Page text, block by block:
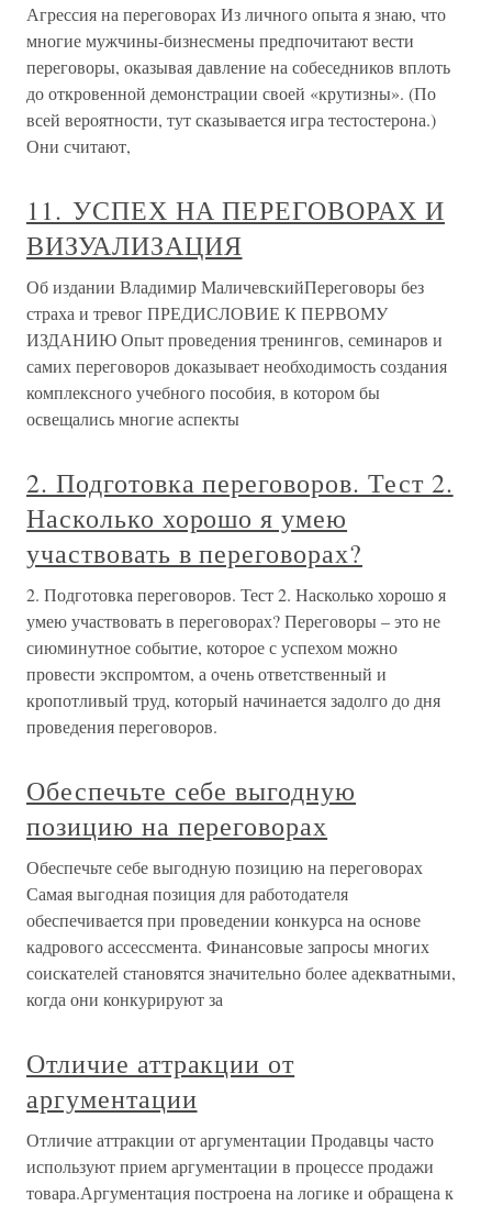
Агрессия на переговорах Из личного опыта я знаю, что
многие мужчины-бизнесмены предпочитают вести
переговоры, оказывая давление на собеседников вплоть
до откровенной демонстрации своей «крутизны». (По
всей вероятности, тут сказывается игра тестостерона.)
Они считают,
11. УСПЕХ НА ПЕРЕГОВОРАХ И
ВИЗУАЛИЗАЦИЯ
Об издании Владимир МаличевскийПереговоры без
страха и тревог ПРЕДИСЛОВИЕ К ПЕРВОМУ
ИЗДАНИЮ Опыт проведения тренингов, семинаров и
самих переговоров доказывает необходимость создания
комплексного учебного пособия, в котором бы
освещались многие аспекты
2. Подготовка переговоров. Тест 2.
Насколько хорошо я умею
участвовать в переговорах?
2. Подготовка переговоров. Тест 2. Насколько хорошо я
умею участвовать в переговорах? Переговоры – это не
сиюминутное событие, которое с успехом можно
провести экспромтом, а очень ответственный и
кропотливый труд, который начинается задолго до дня
проведения переговоров.
Обеспечьте себе выгодную
позицию на переговорах
Обеспечьте себе выгодную позицию на переговорах
Самая выгодная позиция для работодателя
обеспечивается при проведении конкурса на основе
кадрового ассессмента. Финансовые запросы многих
соискателей становятся значительно более адекватными,
когда они конкурируют за
Отличие аттракции от
аргументации
Отличие аттракции от аргументации Продавцы часто
используют прием аргументации в процессе продажи
товара.Аргументация построена на логике и обращена к